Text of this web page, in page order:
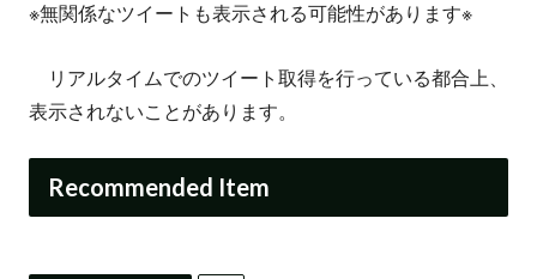
※無関係なツイートも表示される可能性があります※
リアルタイムでのツイート取得を行っている都合上、
表示されないことがあります。
Recommended Item